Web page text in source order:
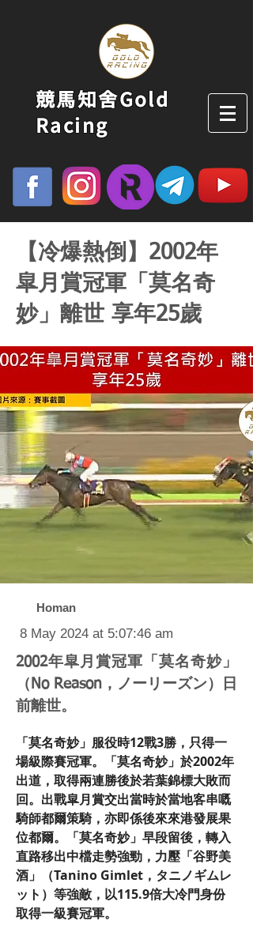
競馬知舍Gold
Racing
【冷爆熱倒】2002年
皐月賞冠軍「莫名奇
妙」離世 享年25歲
Homan
8 May 2024 at 5:07:46 am
2002年皐月賞冠軍「莫名奇妙」
（No Reason，ノーリーズン）日
前離世。
「莫名奇妙」服役時12戰3勝，只得一
場級際賽冠軍。「莫名奇妙」於2002年
出道，取得兩連勝後於若葉錦標大敗而
回。出戰皐月賞交出當時於當地客串嘅
騎師都爾策騎，亦即係後來來港發展果
位都爾。「莫名奇妙」早段留後，轉入
直路移出中檔走勢強勁，力壓「谷野美
酒」（Tanino Gimlet，タニノギムレ
ット）等強敵，以115.9倍大冷門身份
取得一級賽冠軍。